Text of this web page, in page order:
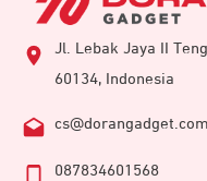
Jl. Lebak Jaya II
60134, Indonesia
cs@dorangadget.com
087834601568